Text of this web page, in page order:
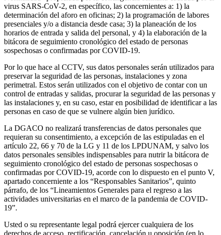
virus SARS-CoV-2, en específico, las concernientes a: 1) la
determinación del aforo en oficinas; 2) la programación de labores
presenciales y/o a distancia desde casa; 3) la planeación de los
horarios de entrada y salida del personal, y 4) la elaboración de la
bitácora de seguimiento cronológico del estado de personas
sospechosas o confirmadas por COVID-19.
Por lo que hace al CCTV, sus datos personales serán utilizados para
preservar la seguridad de las personas, instalaciones y zona
perimetral. Estos serán utilizados con el objetivo de contar con un
control de entradas y salidas, procurar la seguridad de las personas y
las instalaciones y, en su caso, estar en posibilidad de identificar a las
personas en caso de que se vulnere algún bien jurídico.
La DGACO no realizará transferencias de datos personales que
requieran su consentimiento, a excepción de las estipuladas en el
artículo 22, 66 y 70 de la LG y 11 de los LPDUNAM, y salvo los
datos personales sensibles indispensables para nutrir la bitácora de
seguimiento cronológico del estado de personas sospechosas o
confirmadas por COVID-19, acorde con lo dispuesto en el punto V,
apartado concerniente a los “Responsables Sanitarios”, quinto
párrafo, de los “Lineamientos Generales para el regreso a las
actividades universitarias en el marco de la pandemia de COVID-
19”.
Usted o su representante legal podrá ejercer cualquiera de los